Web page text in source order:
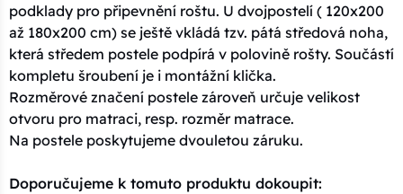
podklady pro připevnění roštu. U dvojpostelí ( 120x200
až 180x200 cm) se ještě vkládá tzv. pátá středová noha,
která středem postele podpírá v polovině rošty. Součástí
kompletu šroubení je i montážní klička.
Rozměrové značení postele zároveň určuje velikost
otvoru pro matraci, resp. rozměr matrace.
Na postele poskytujeme dvouletou záruku.
Doporučujeme k tomuto produktu dokoupit: